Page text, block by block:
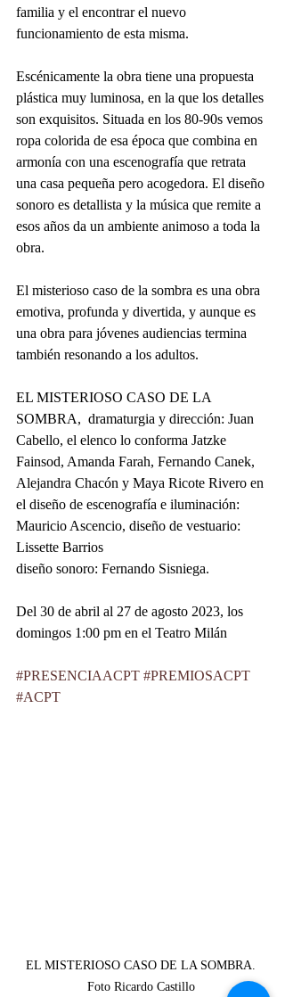
familia y el encontrar el nuevo
funcionamiento de esta misma.
Escénicamente la obra tiene una propuesta
plástica muy luminosa, en la que los detalles
son exquisitos. Situada en los 80-90s vemos
ropa colorida de esa época que combina en
armonía con una escenografía que retrata
una casa pequeña pero acogedora. El diseño
sonoro es detallista y la música que remite a
esos años da un ambiente animoso a toda la
obra.
El misterioso caso de la sombra es una obra
emotiva, profunda y divertida, y aunque es
una obra para jóvenes audiencias termina
también resonando a los adultos.
EL MISTERIOSO CASO DE LA
SOMBRA,  dramaturgia y dirección: Juan
Cabello, el elenco lo conforma Jatzke
Fainsod, Amanda Farah, Fernando Canek,
Alejandra Chacón y Maya Ricote Rivero en
el diseño de escenografía e iluminación:
Mauricio Ascencio, diseño de vestuario:
Lissette Barrios
diseño sonoro: Fernando Sisniega.
Del 30 de abril al 27 de agosto 2023, los
domingos 1:00 pm en el Teatro Milán
#PRESENCIAACPT #PREMIOSACPT
#ACPT
EL MISTERIOSO CASO DE LA SOMBRA.
Foto Ricardo Castillo